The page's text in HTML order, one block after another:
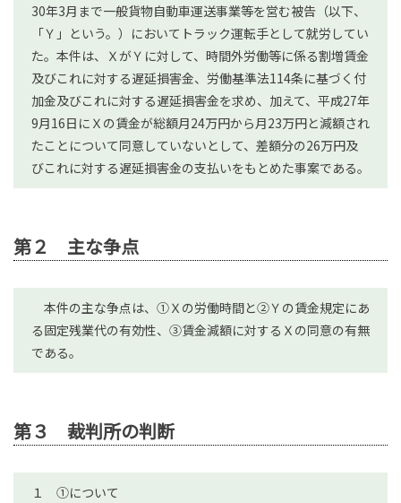
30年3月まで一般貨物自動車運送事業等を営む被告（以下、
「Ｙ」という。）においてトラック運転手として就労してい
た。本件は、ＸがＹに対して、時間外労働等に係る割増賃金
及びこれに対する遅延損害金、労働基準法114条に基づく付
加金及びこれに対する遅延損害金を求め、加えて、平成27年
9月16日にＸの賃金が総額月24万円から月23万円と減額され
たことについて同意していないとして、差額分の26万円及
びこれに対する遅延損害金の支払いをもとめた事案である。
第２ 主な争点
本件の主な争点は、①Ｘの労働時間と②Ｙの賃金規定にあ
る固定残業代の有効性、③賃金減額に対するＸの同意の有無
である。
第３ 裁判所の判断
１ ①について